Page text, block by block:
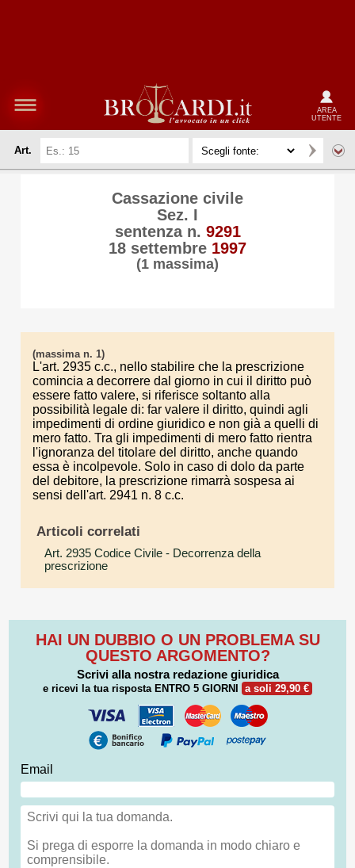
AREA
UTENTE
Art.
Cassazione civile
Sez. I
sentenza n. 9291
18 settembre 1997
(1 massima)
(massima n. 1)
L'art. 2935 c.c., nello stabilire che la prescrizione
comincia a decorrere dal giorno in cui il diritto può
essere fatto valere, si riferisce soltanto alla
possibilità legale di: far valere il diritto, quindi agli
impedimenti di ordine giuridico e non già a quelli di
mero fatto. Tra gli impedimenti di mero fatto rientra
l'ignoranza del titolare del diritto, anche quando
essa è incolpevole. Solo in caso di dolo da parte
del debitore, la prescrizione rimarrà sospesa ai
sensi dell'art. 2941 n. 8 c.c.
Articoli correlati
Art. 2935 Codice Civile - Decorrenza della
prescrizione
HAI UN DUBBIO O UN PROBLEMA SU
QUESTO ARGOMENTO?
Scrivi alla nostra redazione giuridica
e ricevi la tua risposta ENTRO 5 GIORNI a soli 29,90 €
Email